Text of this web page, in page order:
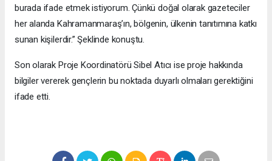
burada ifade etmek istiyorum. Çünkü doğal olarak gazeteciler
her alanda Kahramanmaraş’ın, bölgenin, ülkenin tanıtımına katkı
sunan kişilerdir.” Şeklinde konuştu.
Son olarak Proje Koordinatörü Sibel Atıcı ise proje hakkında
bilgiler vererek gençlerin bu noktada duyarlı olmaları gerektiğini
ifade etti.